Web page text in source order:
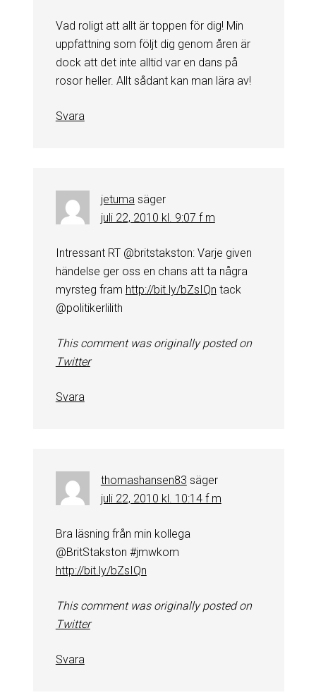
Vad roligt att allt är toppen för dig! Min
uppfattning som följt dig genom åren är
dock att det inte alltid var en dans på
rosor heller. Allt sådant kan man lära av!
Svara
jetuma säger
juli 22, 2010 kl. 9:07 f m
Intressant RT @britstakston: Varje given
händelse ger oss en chans att ta några
myrsteg fram http://bit.ly/bZsIQn tack
@politikerlilith
This comment was originally posted on
Twitter
Svara
thomashansen83 säger
juli 22, 2010 kl. 10:14 f m
Bra läsning från min kollega
@BritStakston #jmwkom
http://bit.ly/bZsIQn
This comment was originally posted on
Twitter
Svara